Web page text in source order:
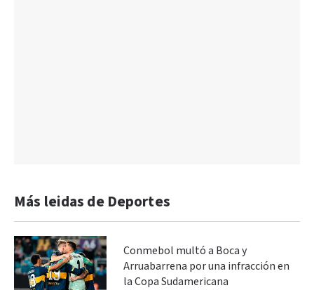
Más leidas de Deportes
Conmebol multó a Boca y
Arruabarrena por una infracción en
la Copa Sudamericana